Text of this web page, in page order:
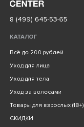
8 (499) 645-53-65
КАТАЛОГ
Всё до 200 рублей
Уход для лица
Уход для тела
Уход за волосами
Товары для взрослых (18+)
СКИДКИ